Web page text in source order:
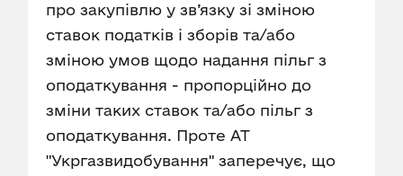
про закупівлю у зв’язку зі зміною
ставок податків і зборів та/або
зміною умов щодо надання пільг з
оподаткування - пропорційно до
зміни таких ставок та/або пільг з
оподаткування. Проте АТ
"Укргазвидобування" заперечує, що